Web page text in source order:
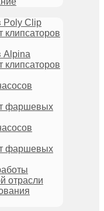
Poly Clip
клипсаторов
Alpina
клипсаторов
фаршевых
фаршевых
отрасли